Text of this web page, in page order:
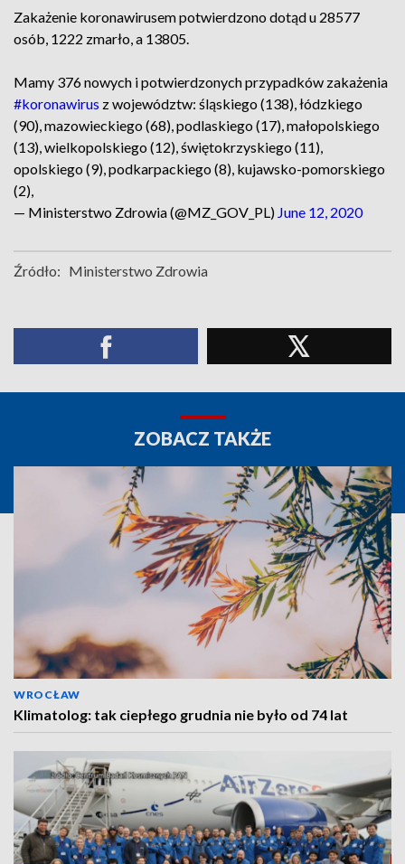
Zakażenie koronawirusem potwierdzono dotąd u 28577
osób, 1222 zmarło, a 13805.
Mamy 376 nowych i potwierdzonych przypadków zakażenia
#koronawirus z województw: śląskiego (138), łódzkiego
(90), mazowieckiego (68), podlaskiego (17), małopolskiego
(13), wielkopolskiego (12), świętokrzyskiego (11),
opolskiego (9), podkarpackiego (8), kujawsko-pomorskiego
(2),
— Ministerstwo Zdrowia (@MZ_GOV_PL) June 12, 2020
Źródło: Ministerstwo Zdrowia
ZOBACZ TAKŻE
WROCŁAW
Klimatolog: tak ciepłego grudnia nie było od 74 lat